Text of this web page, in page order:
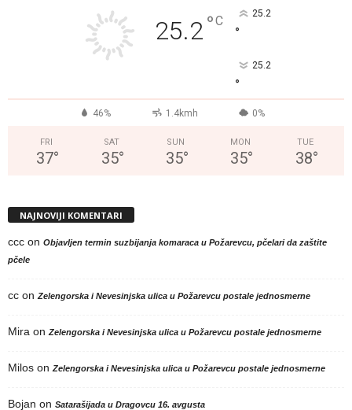
25.2°C 25.2
°
25.2
°
46% 1.4kmh 0%
FRI
37°
SAT
35°
SUN
35°
MON
35°
TUE
38°
NAJNOVIJI KOMENTARI
ccc on Objavljen termin suzbijanja komaraca u Požarevcu, pčelari da zaštite
pčele
cc on Zelengorska i Nevesinjska ulica u Požarevcu postale jednosmerne
Mira on Zelengorska i Nevesinjska ulica u Požarevcu postale jednosmerne
Milos on Zelengorska i Nevesinjska ulica u Požarevcu postale jednosmerne
Bojan on Satarašijada u Dragovcu 16. avgusta